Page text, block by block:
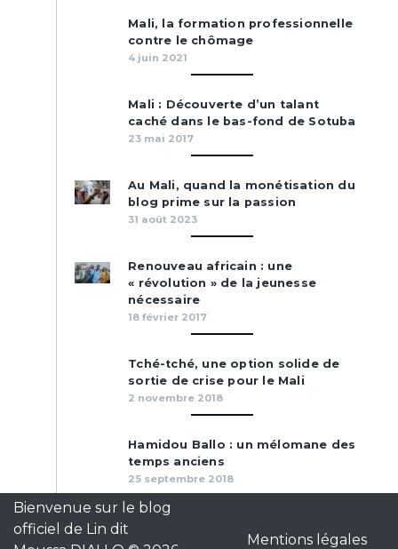
Mali, la formation professionnelle
contre le chômage
4 juin 2021
Mali : Découverte d’un talant
caché dans le bas-fond de Sotuba
23 mai 2017
Au Mali, quand la monétisation du
blog prime sur la passion
31 août 2023
Renouveau africain : une
« révolution » de la jeunesse
nécessaire
18 février 2017
Tché-tché, une option solide de
sortie de crise pour le Mali
2 novembre 2018
Hamidou Ballo : un mélomane des
temps anciens
25 septembre 2018
Bienvenue sur le blog
officiel de Lin dit
Mentions légales